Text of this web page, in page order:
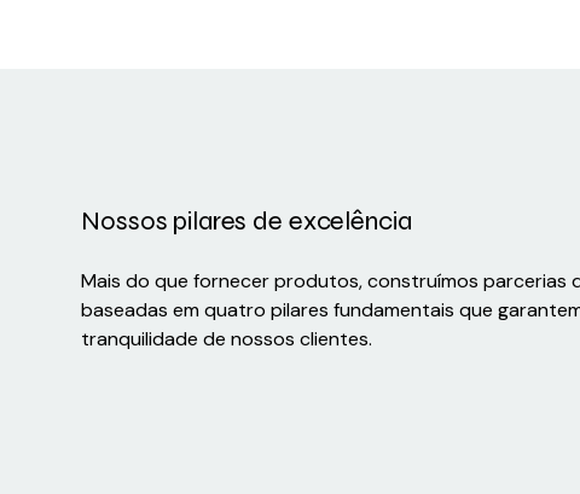
Nossos pilares de excelência
Mais do que fornecer produtos, construímos parcerias
baseadas em quatro pilares fundamentais que
tranquilidade de nossos clientes.